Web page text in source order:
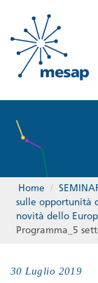
Home /
sulle opportunità
novità dello
Programma_5
30 Luglio 2019